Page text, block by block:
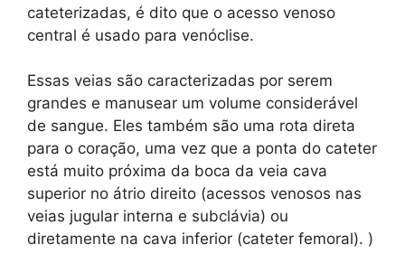
cateterizadas, é dito que o acesso venoso
central é usado para venóclise.
Essas veias são caracterizadas por serem
grandes e manusear um volume considerável
de sangue. Eles também são uma rota direta
para o coração, uma vez que a ponta do cateter
está muito próxima da boca da veia cava
superior no átrio direito (acessos venosos nas
veias jugular interna e subclávia) ou
diretamente na cava inferior (cateter femoral). )